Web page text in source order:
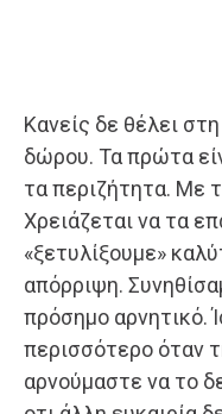
Κανείς δε θέλει
δώρου. Τα πρώτα
τα περιζήτητα. Με
Χρειάζεται να τα
«ξετυλίξουμε»
απόρριψη.
πρόσημο αρνητικό.
περισσότερο όταν
αρνούμαστε να το